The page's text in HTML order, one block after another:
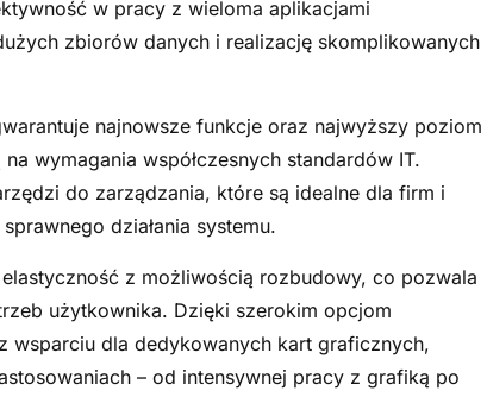
w pracy z wieloma aplikacjami
zbiorów danych i realizację skomplikowanych
najnowsze funkcje oraz najwyższy poziom
wymagania współczesnych standardów IT.
do zarządzania, które są idealne dla firm i
działania systemu.
z możliwością rozbudowy, co pozwala
użytkownika. Dzięki szerokim opcjom
wsparciu dla dedykowanych kart graficznych,
– od intensywnej pracy z grafiką po